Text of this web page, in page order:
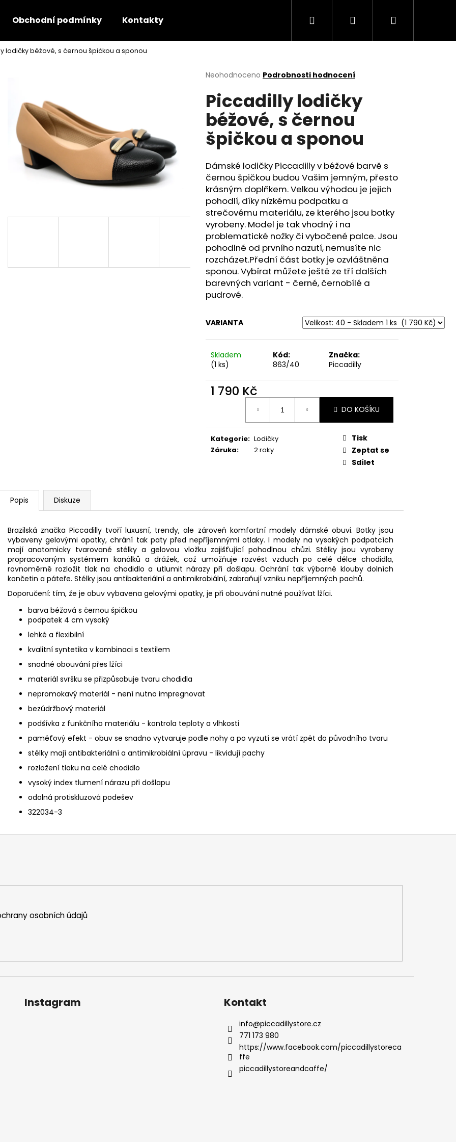
Obchodní podmínky Kontakty Hledat PřihlášeníNákupní
lodičky béžové, s černou špičkou a sponou
Průměrné
produktu
je
0,0
5
hvězdiček.
Neohodnoceno Podrobnosti hodnocení
Piccadilly lodičky
béžové, s černou
špičkou a sponou
Dámské lodičky Piccadilly v béžové barvě s
černou špičkou budou Vašim jemným, přesto
krásným doplňkem. Velkou výhodou je jejich
pohodlí, díky nízkému podpatku a
strečovému materiálu, ze kterého jsou botky
vyrobeny. Model je tak vhodný i na
problematické nožky či vybočené palce. Jsou
pohodlné od prvního nazutí, nemusíte nic
rozcházet.Přední část botky je ozvláštněna
sponou. Vybírat můžete ještě ze tří dalších
barevných variant - černé, černobílé a
pudrové.
VARIANTA
Skladem
(1 ks)
Kód:
863/40
Značka:
Piccadilly
1 790 Kč
DO KOŠÍKU
Kategorie: Lodičky
Záruka: 2 roky
Tisk
Zeptat se
Sdílet
Popis Diskuze
Brazilská značka Piccadilly tvoří luxusní, trendy, ale zároveň komfortní modely dámské obuvi. Botky jsou
vybaveny gelovými opatky, chrání tak paty před nepříjemnými otlaky.I modely na vysokých podpatcích
mají anatomicky tvarované stélky a gelovou vložku zajišťující pohodlnou chůzi. Stélky jsou vyrobeny
propracovaným systémem kanálků a drážek, což umožňuje rozvést vzduch po celé délce chodidla,
rovnoměrně rozložit tlak na chodidlo a utlumit nárazy při došlapu. Ochrání takvýborně klouby dolních
končetin a páteře. Stélky jsou antibakteriální a antimikrobiální, zabraňují vzniku nepříjemných pachů.
Doporučení: tím, že je obuv vybavena gelovými opatky, je při obouvání nutné používat lžíci.
barva béžová s černou špičkou
podpatek 4 cm vysoký
lehké a flexibilní
kvalitní syntetika v kombinaci s textilem
snadné obouvání přes lžíci
materiál svršku se přizpůsobuje tvaru chodidla
nepromokavý materiál - není nutno impregnovat
bezúdržbový materiál
podšívka z funkčního materiálu - kontrola teploty a vlhkosti
paměťový efekt - obuv se snadno vytvaruje podle nohy a po vyzutí se vrátí zpět do původního tvaru
stélky mají antibakteriální a antimikrobiální úpravu - likvidují pachy
rozložení tlaku na celé chodidlo
vysoký index tlumení nárazu při došlapu
odolná protiskluzová podešev
322034-3
Co potřebujete najít?
Doporučujeme
PICCADILLY DÁMSKÉ POLOBOTKY
S017001-1 STARORŮŽOVÉ
osobních údajů
Instagram Kontakt
info@piccadillystore.cz
771 173 980
https://www.facebook.com/piccadillystoreca
ffe
piccadillystoreandcaffe/